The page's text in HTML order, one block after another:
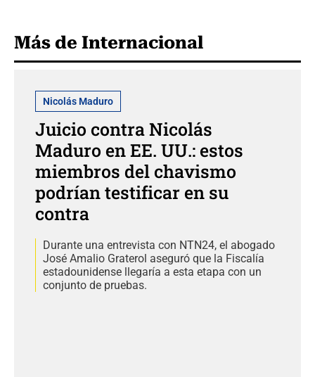
Más de Internacional
Nicolás Maduro
Juicio contra Nicolás
Maduro en EE. UU.: estos
miembros del chavismo
podrían testificar en su
contra
Durante una entrevista con NTN24, el abogado
José Amalio Graterol aseguró que la Fiscalía
estadounidense llegaría a esta etapa con un
conjunto de pruebas.